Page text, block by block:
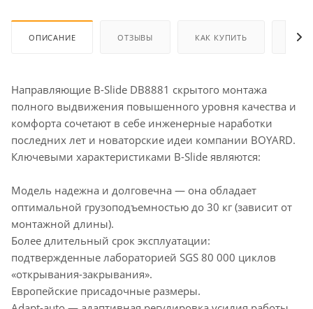
ОПИСАНИЕ ОТЗЫВЫ КАК КУПИТЬ
Направляющие B-Slide DB8881 скрытого монтажа
полного выдвижения повышенного уровня качества и
комфорта сочетают в себе инженерные наработки
последних лет и новаторские идеи компании BOYARD.
Ключевыми характеристиками B-Slide являются:
Модель надежна и долговечна — она обладает
оптимальной грузоподъемностью до 30 кг (зависит от
монтажной длины).
Более длительный срок эксплуатации:
подтвержденные лабораторией SGS 80 000 циклов
«открывания-закрывания».
Европейские присадочные размеры.